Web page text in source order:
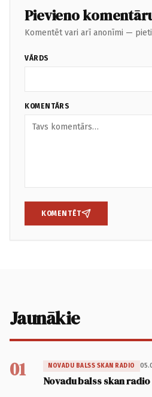
Pievieno
Komentēt vari arī anonīmi —
VĀRDS
KOMENTĀRS
KOMENTĒT
Jaunākie
01 NOVADU BALSS SKAN RADIO
Novadu balss skan radio